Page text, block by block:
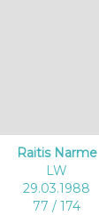
Raitis Narme
LW
29.03.1988
77 / 174